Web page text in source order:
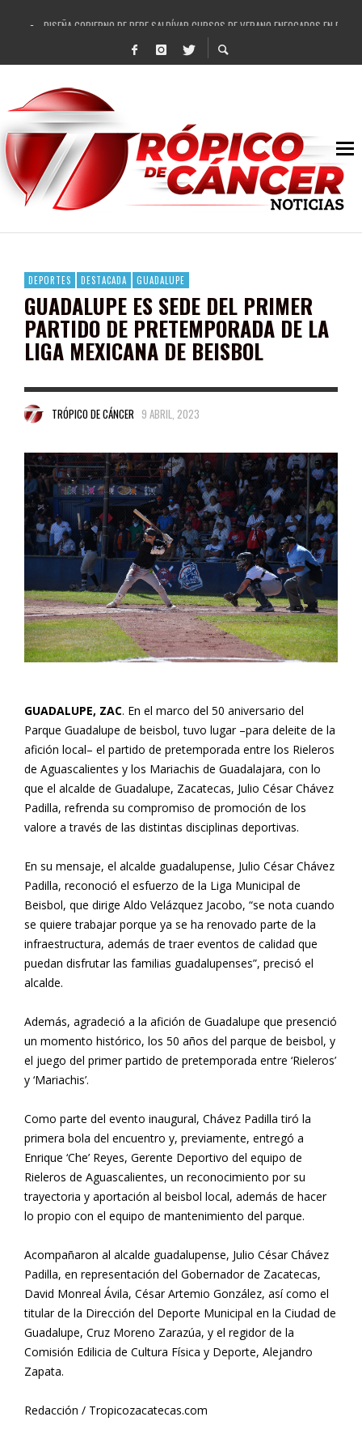
DISEÑA GOBIERNO DE PEPE SALDÍVAR CURSOS DE VERANO ENFOCADOS EN
REFRENDAN LOS 28 DELEGADOS Y 14 COMISARIADOS DE GUADALUPE APOYO A
FORTALECE GOBIERNO DE PEPE SALDÍVAR LA EDUCACIÓN EN LA ZACATECANA
GOBIERNO DE PEPE SALDÍVAR Y GRUPO FEMSA GENERAN MÁS DE 3 MIL EMPLEOS
CUARTA FERIA EXPO AGROPECUARIA TRAJO BENEFICIO DIRECTO A GUADALUPE:
RECONOCE PEPE SALDÍVAR A ARTISTA ZACATECANA VICTORIA HERNÁNDEZ
EGRESA GOBIERNO DE PEPE SALDÍVAR A 500 NUEVAS EMPRESARIAS
SON MUJERES GUADALUPENSES PRINCIPALES BENEFICIADAS DEL PROGRAMA
DEPORTES DESTACADA GUADALUPE
GUADALUPE ES SEDE DEL PRIMER
PARTIDO DE PRETEMPORADA DE LA
LIGA MEXICANA DE BEISBOL
TRÓPICO DE CÁNCER 9 ABRIL, 2023
GUADALUPE, ZAC. En el marco del 50 aniversario del
Parque Guadalupe de beisbol, tuvo lugar –para deleite de la
afición local– el partido de pretemporada entre los Rieleros
de Aguascalientes y los Mariachis de Guadalajara, con lo
que el alcalde de Guadalupe, Zacatecas, Julio César Chávez
Padilla, refrenda su compromiso de promoción de los
valore a través de las distintas disciplinas deportivas.
En su mensaje, el alcalde guadalupense, Julio César Chávez
Padilla, reconoció el esfuerzo de la Liga Municipal de
Beisbol, que dirige Aldo Velázquez Jacobo, “se nota cuando
se quiere trabajar porque ya se ha renovado parte de la
infraestructura, además de traer eventos de calidad que
puedan disfrutar las familias guadalupenses”, precisó el
alcalde.
Además, agradeció a la afición de Guadalupe que presenció
un momento histórico, los 50 años del parque de beisbol, y
el juego del primer partido de pretemporada entre ‘Rieleros’
y ‘Mariachis’.
Como parte del evento inaugural, Chávez Padilla tiró la
primera bola del encuentro y, previamente, entregó a
Enrique ‘Che’ Reyes, Gerente Deportivo del equipo de
Rieleros de Aguascalientes, un reconocimiento por su
trayectoria y aportación al beisbol local, además de hacer
lo propio con el equipo de mantenimiento del parque.
Acompañaron al alcalde guadalupense, Julio César Chávez
Padilla, en representación del Gobernador de Zacatecas,
David Monreal Ávila, César Artemio González, así como el
titular de la Dirección del Deporte Municipal en la Ciudad de
Guadalupe, Cruz Moreno Zarazúa, y el regidor de la
Comisión Edilicia de Cultura Física y Deporte, Alejandro
Zapata.
Redacción / Tropicozacatecas.com